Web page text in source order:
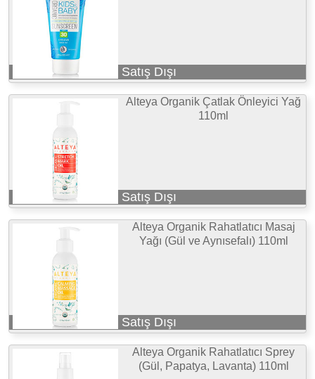
Satış Dışı
Alteya Organik Çatlak Önleyici Yağ
110ml
Satış Dışı
Alteya Organik Rahatlatıcı Masaj
Yağı (Gül ve Aynısefalı) 110ml
Satış Dışı
Alteya Organik Rahatlatıcı Sprey
(Gül, Papatya, Lavanta) 110ml